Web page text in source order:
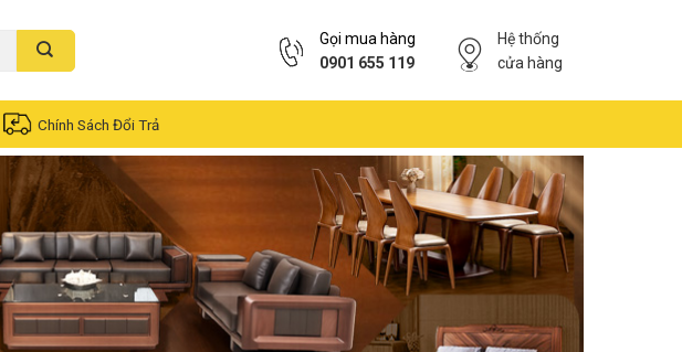
Gọi mua hàng
0901 655 119
Hệ thống
cửa hàng
Chính Sách Đổi Trả